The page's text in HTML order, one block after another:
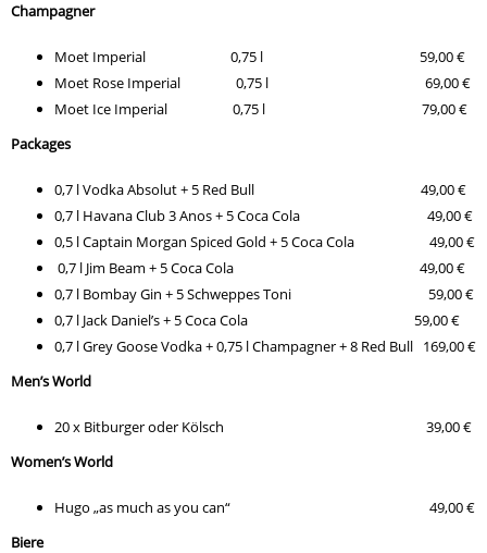
Champagner
Moet Imperial 0,75 l 59,00 €
Moet Rose Imperial 0,75 l 69,00 €
Moet Ice Imperial 0,75 l 79,00 €
Packages
0,7 l Vodka Absolut + 5 Red Bull 49,00 €
0,7 l Havana Club 3 Anos + 5 Coca Cola 49,00 €
0,5 l Captain Morgan Spiced Gold + 5 Coca Cola 49,00 €
0,7 l Jim Beam + 5 Coca Cola 49,00 €
0,7 l Bombay Gin + 5 Schweppes Toni 59,00 €
0,7 l Jack Daniel’s + 5 Coca Cola 59,00 €
0,7 l Grey Goose Vodka + 0,75 l Champagner + 8 Red Bull 169,00 €
Men’s World
20 x Bitburger oder Kölsch 39,00 €
Women’s World
Hugo „as much as you can“ 49,00 €
Biere